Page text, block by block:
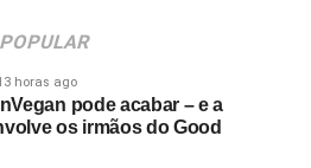
POPULAR
horas ago
pode acabar – e a
os irmãos do Good